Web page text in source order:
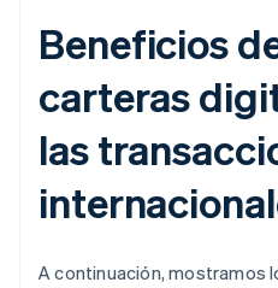
Beneficios
carteras
las
A continuación, mostramos